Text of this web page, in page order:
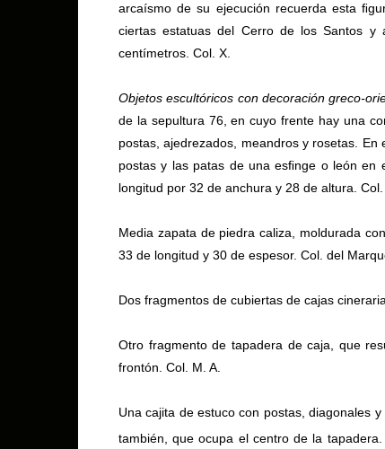
arcaísmo de su ejecución recuerda esta
ciertas estatuas del Cerro de los Santos
centímetros. Col. X.
Objetos escultóricos con decoración greco-
de la sepultura 76, en cuyo frente hay una
postas, ajedrezados, meandros y rosetas.
postas y las patas de una esﬁnge o león
longitud por 32 de anchura y 28 de altura.
Media zapata de piedra caliza, moldurada
33 de longitud y 30 de espesor. Col. del
Dos fragmentos de cubiertas de cajas
Otro fragmento de tapadera de caja, que
frontón. Col. M. A.
Una cajita de estuco con postas, diagonales
también, que ocupa el centro de la